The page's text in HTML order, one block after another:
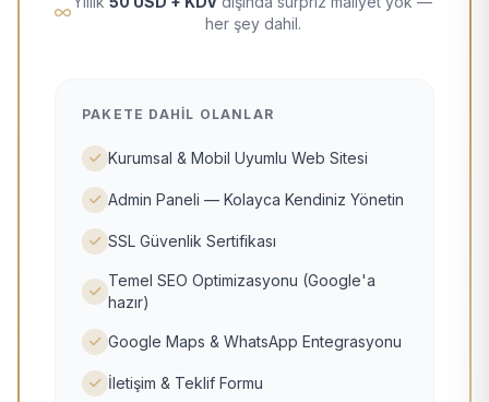
her şey dahil.
PAKETE DAHIL OLANLAR
Kurumsal & Mobil Uyumlu Web Sitesi
Admin Paneli — Kolayca Kendiniz Yönetin
SSL Güvenlik Sertifikası
Temel SEO Optimizasyonu (Google'a
hazır)
Google Maps & WhatsApp Entegrasyonu
İletişim & Teklif Formu